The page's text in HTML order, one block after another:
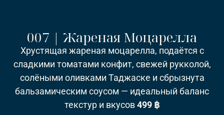
007 | Жареная Моцарелла
Хрустящая жареная моцарелла, подаётся с
сладкими томатами конфит, свежей рукколой,
солёными оливками Таджаске и сбрызнута
бальзамическим соусом — идеальный баланс
текстур и вкусов499 ฿